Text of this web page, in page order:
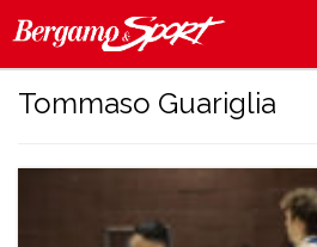
Tommaso Guariglia